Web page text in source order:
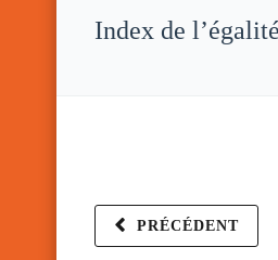
Index de
PRÉCÉDENT